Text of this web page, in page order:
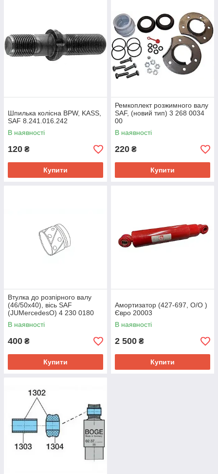
Шпилька колісна BPW, KASS,
SAF 8.241.016.242
В наявності
120 ₴
Купити
Ремкоплект розжимного валу
SAF, (новий тип) 3 268 0034
00
В наявності
220 ₴
Купити
Втулка до розпірного валу
(46/50x40), вісь SAF
(JUMercedesO) 4 230 0180
00
В наявності
400 ₴
Купити
Амортизатор (427-697, O/O )
Євро 20003
В наявності
2 500 ₴
Купити